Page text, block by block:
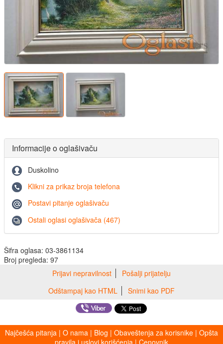
Informacije o oglašivaču
Duskolino
Klikni za prikaz broja telefona
Postavi pitanje oglašivaču
Ostali oglasi oglašivača (467)
Šifra oglasa: 03-3861134
Broj pregleda: 97
Prijavi nepravilnost
Pošalji prijatelju
Odštampaj kao HTML
Snimi kao PDF
Najčešća pitanja | O nama | Blog | Obaveštenja za korisnike | Opšta
pravila i uslovi korišćenja | Cenovnik